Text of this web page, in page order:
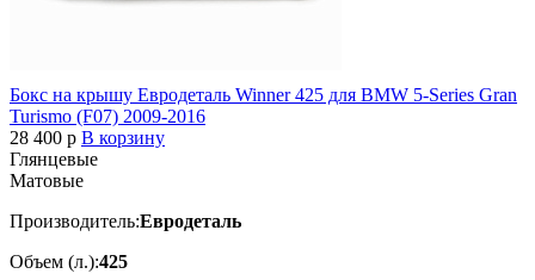
Бокс на крышу Евродеталь Winner 425 для BMW 5-Series Gran
Turismo (F07) 2009-2016
28 400 p В корзину
Глянцевые
Матовые
Производитель:Евродеталь
Объем (л.):425